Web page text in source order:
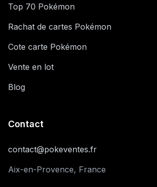
Top 70 Pokémon
Rachat de cartes Pokémon
Cote carte Pokémon
Vente en lot
Blog
Contact
contact@pokeventes.fr
Aix-en-Provence, France